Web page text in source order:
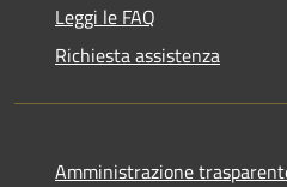
Leggi le FAQ
Richiesta assistenza
Amministrazione